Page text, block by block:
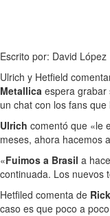
Escrito por: David López
Ulrich y Hetfield
Metallica espera grabar
un chat con los fans
Ulrich comentó que «le
meses, ahora hacemos
«Fuimos a Brasil a
continuada. Los nuevos
Hetfiled comenta de
caso es que poco a